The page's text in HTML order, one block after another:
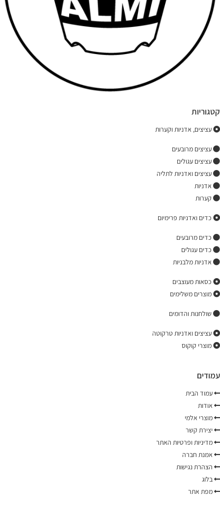
קטגוריות
עציצים, אדניות וקערות
עציצים מרובעים
עציצים עגולים
עציצים ואדניות לתליה
אדניות
קערות
כדים ואדניות פרימיום
כדים מרובעים
כדים עגולים
אדניות מלבניות
כסאות מעוצבים
מוצרים משלימים
שולחנות והדומים
עציצים ואדניות טרקוטה
מוצרי קוקוס
עמודים
עמוד הבית
אודות
מוצרי אלמי
יצירת קשר
מדיניות ופרטיות האתר
אמנת חברה
הצהרת נגישות
בלוג
מפת אתר